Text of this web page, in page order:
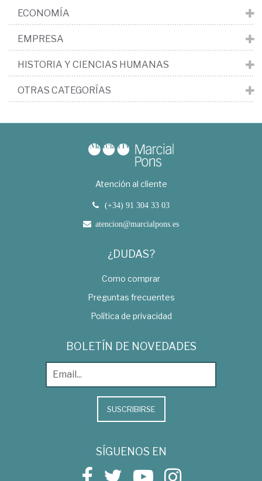
ECONOMÍA
EMPRESA
HISTORIA Y CIENCIAS HUMANAS
OTRAS CATEGORÍAS
Atención al cliente
(+34) 91 304 33 03
atencion@marcialpons.es
¿DUDAS?
Como comprar
Preguntas frecuentes
Política de privacidad
BOLETÍN DE NOVEDADES
SUSCRIBIRSE
SÍGUENOS EN